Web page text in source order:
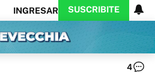
INGRESAR SUSCRIBITE
Opinión
4